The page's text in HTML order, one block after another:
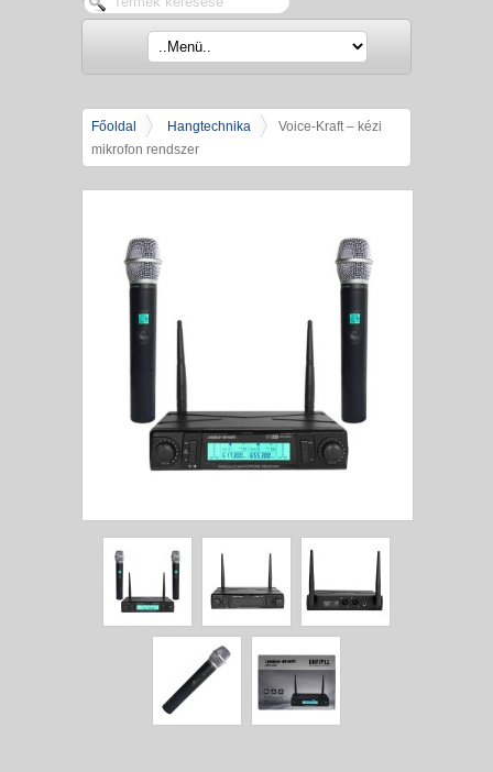
Főoldal Hangtechnika
Voice-Kraft – kézi
mikrofon rendszer